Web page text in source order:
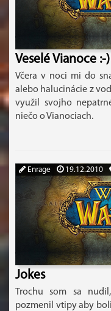
Veselé Vianoce :-)
Včera v noci mi do
alebo halucinácie z
využil svojho
niečo o Vianociach.
Enrage 19.12.2010
Jokes
Trochu som sa
pozmenil vtipy aby